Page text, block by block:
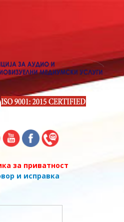
за приватност
и исправка